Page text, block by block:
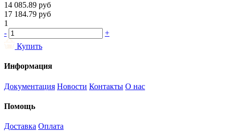
14 085.89 руб
17 184.79 руб
1
-
+
Купить
Информация
Документация Новости Контакты О нас
Помощь
Доставка Оплата